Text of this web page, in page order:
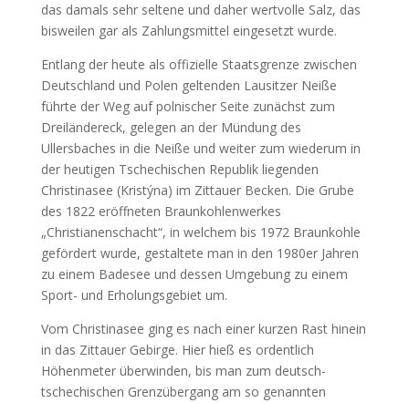
das damals sehr seltene und daher wertvolle Salz, das
bisweilen gar als Zahlungsmittel eingesetzt wurde.
Entlang der heute als offizielle Staatsgrenze zwischen
Deutschland und Polen geltenden Lausitzer Neiße
führte der Weg auf polnischer Seite zunächst zum
Dreiländereck, gelegen an der Mündung des
Ullersbaches in die Neiße und weiter zum wiederum in
der heutigen Tschechischen Republik liegenden
Christinasee (Kristýna) im Zittauer Becken. Die Grube
des 1822 eröffneten Braunkohlenwerkes
„Christianenschacht“, in welchem bis 1972 Braunkohle
gefördert wurde, gestaltete man in den 1980er Jahren
zu einem Badesee und dessen Umgebung zu einem
Sport- und Erholungsgebiet um.
Vom Christinasee ging es nach einer kurzen Rast hinein
in das Zittauer Gebirge. Hier hieß es ordentlich
Höhenmeter überwinden, bis man zum deutsch-
tschechischen Grenzübergang am so genannten